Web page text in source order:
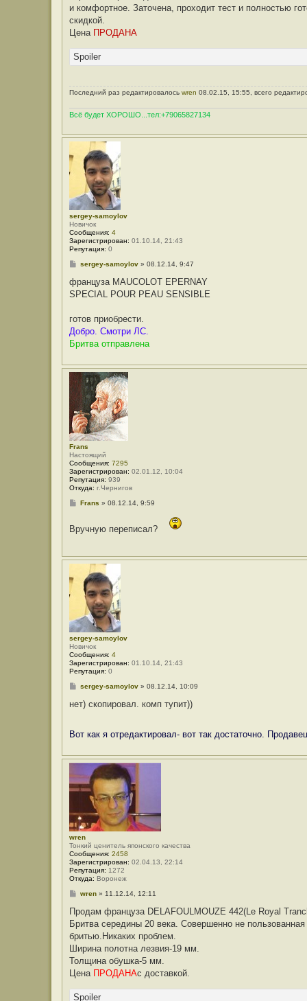
и комфортное. Заточена, проходит тест и полностью
скидкой.
Цена ПРОДАНА
Spoiler
Последний раз редактировалось wren 08.02.15, 15:55, всего
Всё будет ХОРОШО...тел:+79065827134
sergey-samoylov
Новичок
Сообщения: 4
Зарегистрирован: 01.10.14, 21:43
Репутация: 0
С
о
б
щ
и
е
sergey-samoylov» 08.12.14, 9:47
француза MAUCOLOT EPERNAY
SPECIAL POUR PEAU SENSIBLE
готов приобрести.
Добро. Смотри ЛС.
Бритва отправлена
Frans
Настоящий
Сообщения: 7295
Зарегистрирован: 02.01.12, 10:04
Репутация: 939
Откуда: г.Чернигов
С
б
щ
и
Frans » 08.12.14, 9:59
Вручную переписал?
sergey-samoylov
Новичок
Сообщения: 4
Зарегистрирован: 01.10.14, 21:43
Репутация: 0
С
о
н
sergey-samoylov» 08.12.14, 10:09
нет) скопировал. комп тупит))
Вот как я отредактировал- вот так достаточно.
wren
Тонкий ценитель японского качества
Сообщения: 2458
Зарегистрирован: 02.04.13, 22:14
Репутация: 1272
Откуда: Воронеж
С
о
щ
е
и
е
wren» 11.12.14, 12:11
Продам француза DELAFOULMOUZE 442(Le Royal
Бритва середины 20 века. Совершенно не
бритью.Никаких проблем.
Ширина полотна лезвия-19 мм.
Толщина обушка-5 мм.
Цена ПРОДАНАс доставкой.
Spoiler